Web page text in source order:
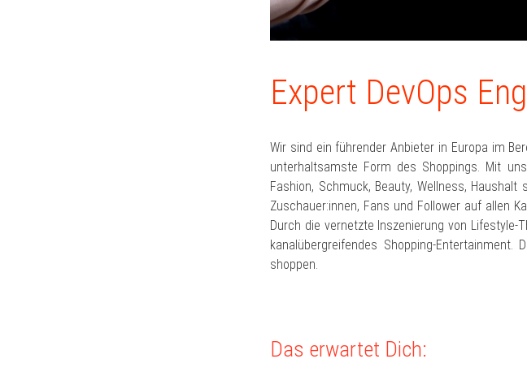
Expert DevOps
Wir sind ein führender Anbieter in Europa im
unterhaltsamste Form des Shoppings. Mit
Fashion, Schmuck, Beauty, Wellness,
Zuschauer:innen, Fans und Follower auf allen
Durch die vernetzte Inszenierung von
kanalübergreifendes Shopping-
shoppen.
Das erwartet Dich: